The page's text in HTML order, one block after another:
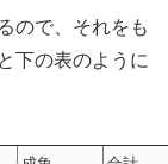
ので、それをも
下の表のように